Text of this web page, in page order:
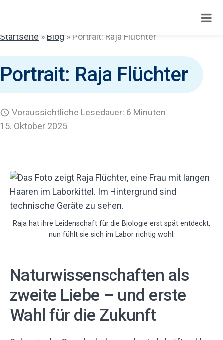
springen
Startseite » Blog » Portrait: Raja Flüchter
Portrait: Raja Flüchter
Voraussichtliche Lesedauer: 6 Minuten
15. Oktober 2025
Raja hat ihre Leidenschaft für die Biologie erst spät entdeckt,
nun fühlt sie sich im Labor richtig wohl.
Naturwissenschaften als
zweite Liebe – und erste
Wahl für die Zukunft